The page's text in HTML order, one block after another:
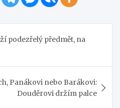
podezřelý předmět, na
Panákovi nebo Barákovi:
Douděrovi držím palce